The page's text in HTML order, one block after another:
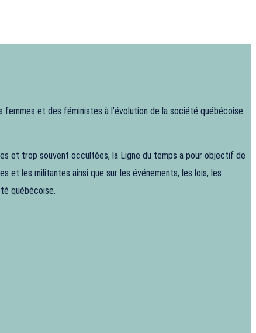
et des féministes à l’évolution de la société québécoise
et trop souvent occultées, la Ligne du temps a pour objectif de
et les militantes ainsi que sur les événements, les lois, les
québécoise.